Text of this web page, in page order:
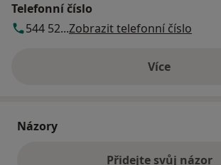
Telefonní číslo
544 52...Zobrazit telefonní číslo
Víceo adrese
Názory
Přidejte svůj názor